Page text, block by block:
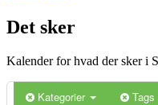
Det sker
Kalender for hvad der sker i
Kategorier Tags